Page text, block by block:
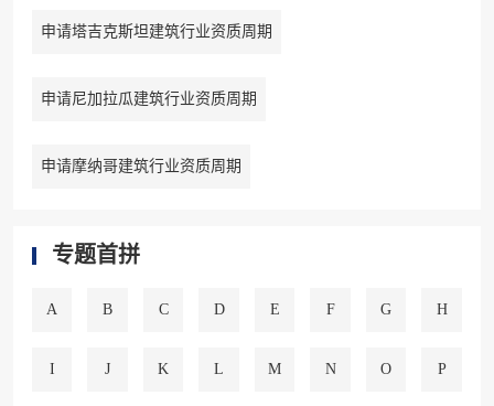
申请塔吉克斯坦建筑行业资质周期
申请尼加拉瓜建筑行业资质周期
申请摩纳哥建筑行业资质周期
专题首拼
A B C D E F G H
I J K L M N O P